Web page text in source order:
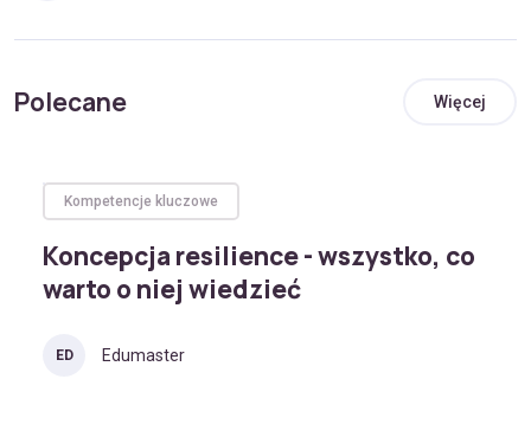
Polecane Więcej
Kompetencje kluczowe
Koncepcja resilience - wszystko, co
warto o niej wiedzieć
ED Edumaster